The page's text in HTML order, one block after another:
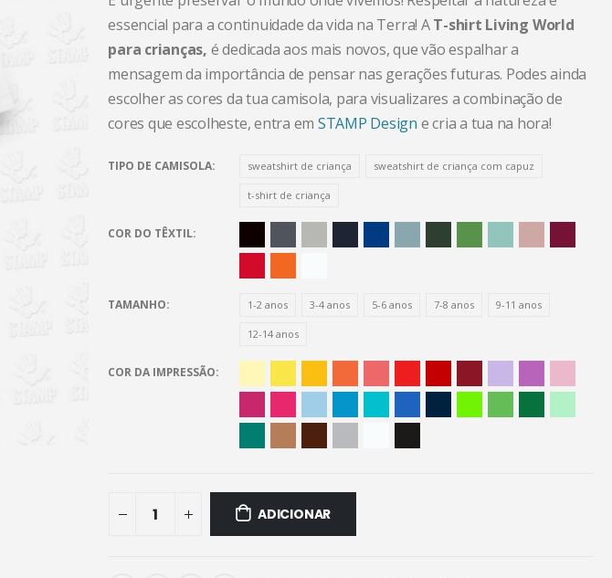
essencial para a continuidade da vida na Terra! AT-shirt Living World
para crianças, é dedicada aos mais novos, que vão espalhar a
mensagem da importância de pensar nas gerações futuras. Podes ainda
escolher as cores da tua camisola, para visualizares a combinação de
cores que escolheste, entra em STAMP Design e cria a tua na hora!
TIPO DE CAMISOLA sweatshirt de criança sweatshirt de criança com capuz
t-shirt de criança
COR DO TÊXTIL
TAMANHO 1-2 anos 3-4 anos 5-6 anos 7-8 anos 9-11 anos
12-14 anos
COR DA IMPRESSÃO
ADICIONAR